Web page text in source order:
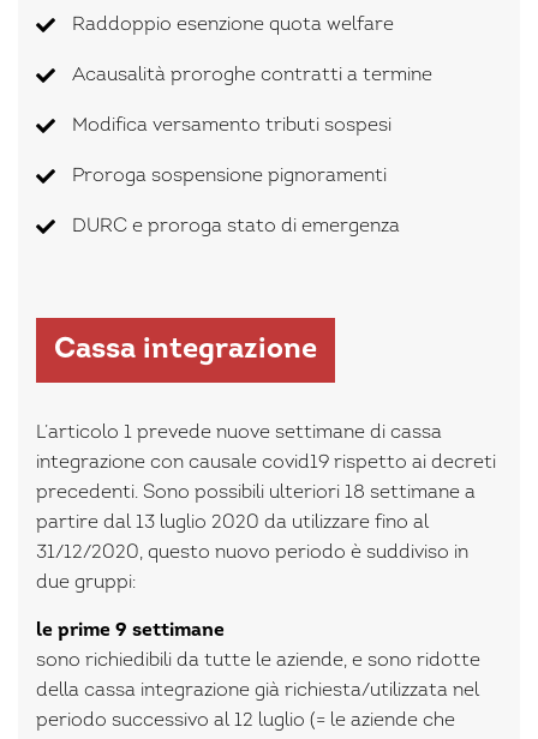
Raddoppio esenzione quota welfare
Acausalità proroghe contratti a termine
Modifica versamento tributi sospesi
Proroga sospensione pignoramenti
DURC e proroga stato di emergenza
Cassa integrazione
L’articolo 1 prevede nuove settimane di cassa
integrazione con causale covid19 rispetto ai decreti
precedenti. Sono possibili ulteriori 18 settimane a
partire dal 13 luglio 2020 da utilizzare fino al
31/12/2020, questo nuovo periodo è suddiviso in
due gruppi:
le prime 9 settimane
sono richiedibili da tutte le aziende, e sono ridotte
della cassa integrazione già richiesta/utilizzata nel
periodo successivo al 12 luglio (= le aziende che